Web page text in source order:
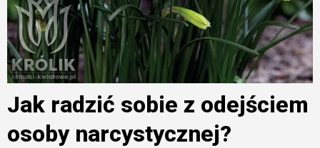
Jak radzić sobie z odejściem
osoby narcystycznej?